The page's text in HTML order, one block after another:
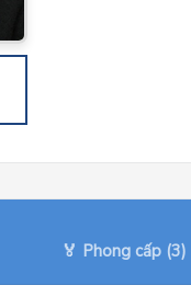
🏅 Phong cấp (3)